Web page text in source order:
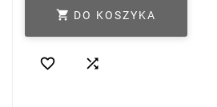
 DO KOSZYKA
 